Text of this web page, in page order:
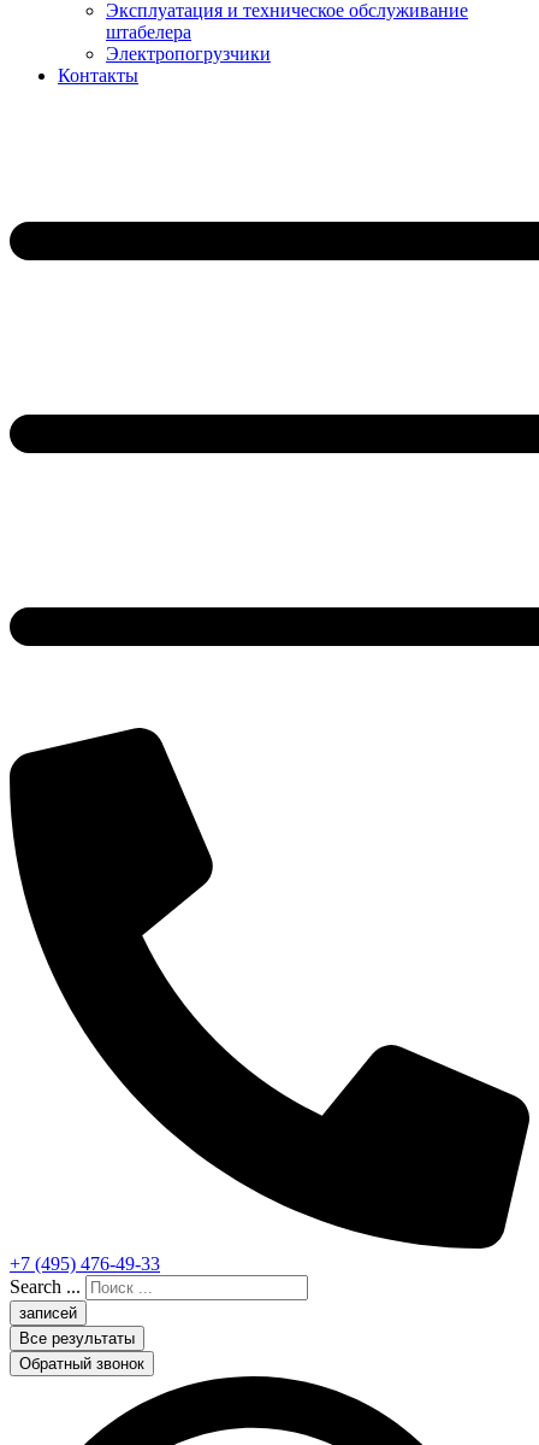
Эксплуатация и техническое обслуживание
штабелера
Электропогрузчики
Контакты
+7 (495) 476-49-33
Search ...
записей
Все результаты
Обратный звонок